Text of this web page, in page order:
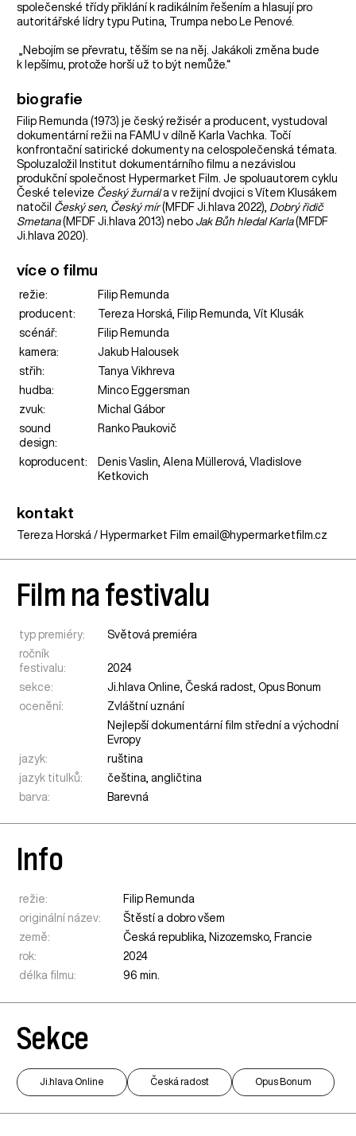
společenské třídy přiklání k radikálním řešením a hlasují pro
autoritářské lídry typu Putina, Trumpa nebo Le Penové.
„Nebojím se převratu, těším se na něj. Jakákoli změna bude
k lepšímu, protože horší už to být nemůže.“
biografie
Filip Remunda (1973) je český režisér a producent, vystudoval
dokumentární režii na FAMU v dílně Karla Vachka. Točí
konfrontační satirické dokumenty na celospolečenská témata.
Spoluzaložil Institut dokumentárního filmu a nezávislou
produkční společnost Hypermarket Film. Je spoluautorem cyklu
České televize Český žurnála v režijní dvojici s Vítem Klusákem
natočil Český sen Český mír(MFDF Ji.hlava 2022), Dobrý řidič
Smetana(MFDF Ji.hlava 2013) nebo Jak Bůh hledal Karla(MFDF
Ji.hlava 2020).
více o filmu
režie:
Filip Remunda
producent:
Tereza Horská, Filip Remunda, Vít Klusák
scénář:
Filip Remunda
kamera:
Jakub Halousek
střih:
Tanya Vikhreva
hudba:
Minco Eggersman
zvuk:
Michal Gábor
sound
design:
Ranko Paukovič
koproducent:
Denis Vaslin, Alena Müllerová, Vladislove
Ketkovich
kontakt
Tereza Horská / Hypermarket Film email@hypermarketfilm.cz
Film na festivalu
typ premiéry:
Světová premiéra
ročník
festivalu:
2024
sekce:
Ji.hlava Online,Česká radost,Opus Bonum
ocenění:
Zvláštní uznání
Nejlepší dokumentární film střední a východní
Evropy
jazyk:
ruština
jazyk titulků:
čeština, angličtina
barva:
Barevná
Info
režie:
Filip Remunda
originální název:
Štěstí a dobro všem
země:
Česká republika, Nizozemsko, Francie
rok:
2024
délka filmu:
96 min.
Sekce
Ji.hlava Online Česká radost Opus Bonum